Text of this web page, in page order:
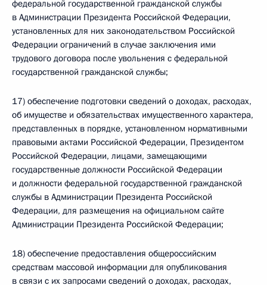
федеральной государственной гражданской службы
в Администрации Президента Российской Федерации,
установленных для них законодательством Российской
Федерации ограничений в случае заключения ими
трудового договора после увольнения с федеральной
государственной гражданской службы;
17) обеспечение подготовки сведений о доходах, расходах,
об имуществе и обязательствах имущественного характера,
представленных в порядке, установленном нормативными
правовыми актами Российской Федерации, Президентом
Российской Федерации, лицами, замещающими
государственные должности Российской Федерации
и должности федеральной государственной гражданской
службы в Администрации Президента Российской
Федерации, для размещения на официальном сайте
Администрации Президента Российской Федерации;
18) обеспечение предоставления общероссийским
средствам массовой информации для опубликования
в связи с их запросами сведений о доходах, расходах,